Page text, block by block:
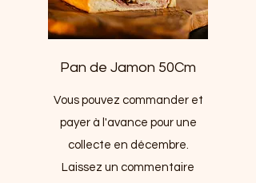
Pan de Jamon 50Cm
Vous pouvez commander et
payer à l'avance pour une
collecte en décembre.
Laissez un commentaire